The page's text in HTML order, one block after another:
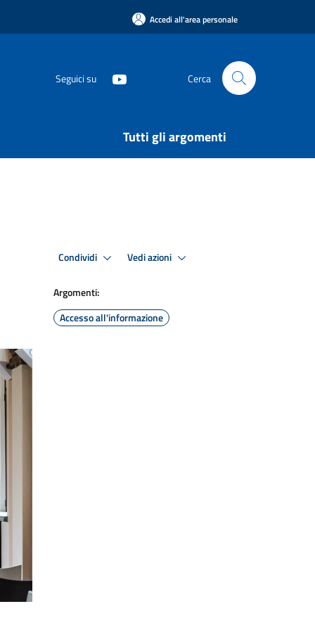
Accedi all'area personale
Seguici su Cerca
Tutti gli argomenti
Condividi Vedi azioni
Argomenti:
Accesso all'informazione